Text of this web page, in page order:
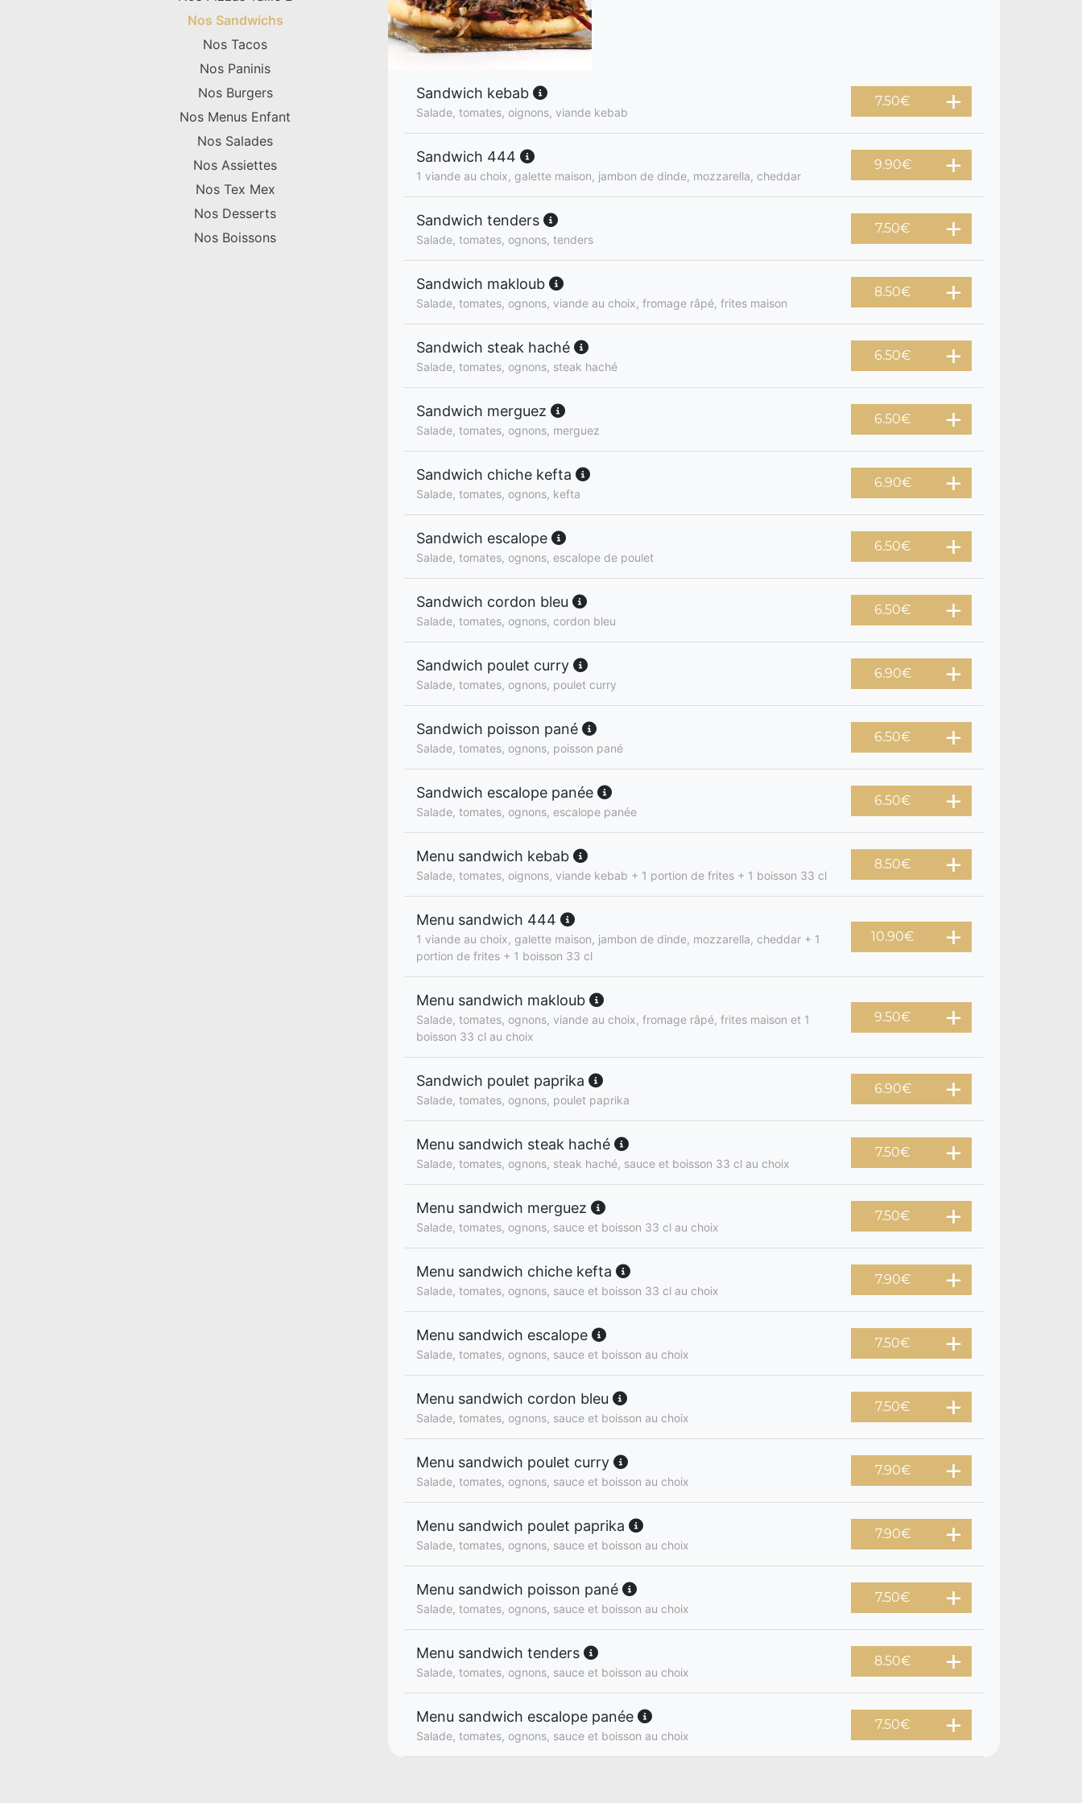
Nos Sandwichs
Nos Tacos
Nos Paninis
Nos Burgers
Nos Menus Enfant
Nos Salades
Nos Assiettes
Nos Tex Mex
Nos Desserts
Nos Boissons
Sandwich kebab
Salade, tomates, oignons, viande kebab
7.50€
Sandwich 444
1 viande au choix, galette maison, jambon de dinde, mozzarella, cheddar
9.90€
Sandwich tenders
Salade, tomates, ognons, tenders
7.50€
Sandwich makloub
Salade, tomates, ognons, viande au choix, fromage râpé, frites maison
8.50€
Sandwich steak haché
Salade, tomates, ognons, steak haché
6.50€
Sandwich merguez
Salade, tomates, ognons, merguez
6.50€
Sandwich chiche kefta
Salade, tomates, ognons, kefta
6.90€
Sandwich escalope
Salade, tomates, ognons, escalope de poulet
6.50€
Sandwich cordon bleu
Salade, tomates, ognons, cordon bleu
6.50€
Sandwich poulet curry
Salade, tomates, ognons, poulet curry
6.90€
Sandwich poisson pané
Salade, tomates, ognons, poisson pané
6.50€
Sandwich escalope panée
Salade, tomates, ognons, escalope panée
6.50€
Menu sandwich kebab
Salade, tomates, oignons, viande kebab + 1 portion de frites + 1 boisson 33 cl
8.50€
Menu sandwich 444
1 viande au choix, galette maison, jambon de dinde, mozzarella, cheddar + 1
portion de frites + 1 boisson 33 cl
10.90€
Menu sandwich makloub
Salade, tomates, ognons, viande au choix, fromage râpé, frites maison et 1
boisson 33 cl au choix
9.50€
Sandwich poulet paprika
Salade, tomates, ognons, poulet paprika
6.90€
Menu sandwich steak haché
Salade, tomates, ognons, steak haché, sauce et boisson 33 cl au choix
7.50€
Menu sandwich merguez
Salade, tomates, ognons, sauce et boisson 33 cl au choix
7.50€
Menu sandwich chiche kefta
Salade, tomates, ognons, sauce et boisson 33 cl au choix
7.90€
Menu sandwich escalope
Salade, tomates, ognons, sauce et boisson au choix
7.50€
Menu sandwich cordon bleu
Salade, tomates, ognons, sauce et boisson au choix
7.50€
Menu sandwich poulet curry
Salade, tomates, ognons, sauce et boisson au choix
7.90€
Menu sandwich poulet paprika
Salade, tomates, ognons, sauce et boisson au choix
7.90€
Menu sandwich poisson pané
Salade, tomates, ognons, sauce et boisson au choix
7.50€
Menu sandwich tenders
Salade, tomates, ognons, sauce et boisson au choix
8.50€
Menu sandwich escalope panée
Salade, tomates, ognons, sauce et boisson au choix
7.50€